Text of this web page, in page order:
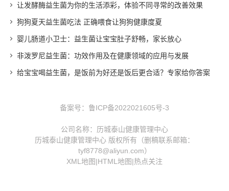
让发酵酶益生菌为你的生活添彩，体验不同寻常的改善效果
狗狗夏天益生菌吃法 正确喂食让狗狗健康度夏
婴儿肠道小卫士：益生菌让宝宝肚子舒畅，家长放心
非泼罗尼益生菌：功效作用及在健康领域的应用与发展
给宝宝喝益生菌，是饭前为好还是饭后更合适？专家给你答案
备案号： 鲁ICP备2022021605号-3
公司名称：历城泰山健康管理中心
历城泰山健康管理中心 版权所有（删稿联系邮箱：
tyf8778@aliyun.com）
XML地图|HTML地图|热点关注